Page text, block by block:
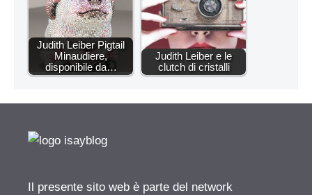
Judith Leiber Pigtail
Minaudiere,
disponibile da…
Judith Leiber e le
clutch di cristalli
Il presente sito web è parte del network